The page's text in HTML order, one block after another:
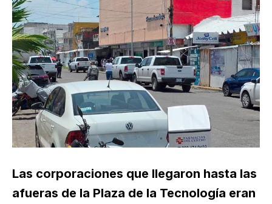
Las corporaciones que llegaron hasta las
afueras de la Plaza de la Tecnología eran